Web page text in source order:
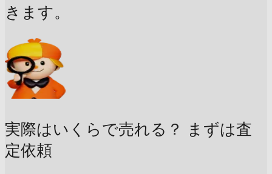
きます。
実際はいくらで売れる？
まずは査
定依頼